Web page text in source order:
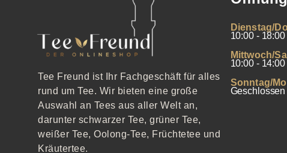
Tee Freund ist Ihr Fachgeschäft für alles
rund um Tee. Wir bieten eine große
Auswahl an Tees aus aller Welt an,
darunter schwarzer Tee, grüner Tee,
weißer Tee, Oolong-Tee, Früchtetee und
Kräutertee.
Dienstag/
10:00 -
Mittwoch/
10:00 -
Sonntag/
Geschlossen